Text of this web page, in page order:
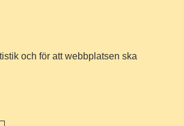
och för att webbplatsen ska